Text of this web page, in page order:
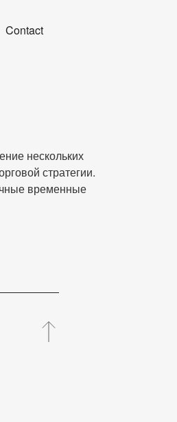
Contact
нескольких
стратегии.
временные